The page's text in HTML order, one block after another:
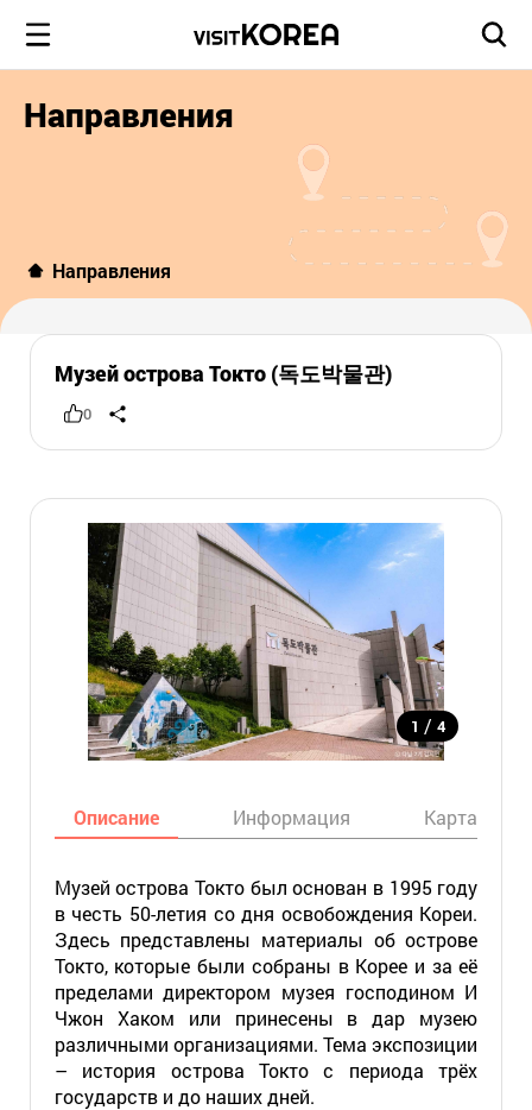
Направления
Направления
Музей острова Токто (독도박물관)
0
1 / 4
Описание Информация Карта
Музей острова Токто был основан в 1995 году
в честь 50-летия со дня освобождения Кореи.
Здесь представлены материалы об острове
Токто, которые были собраны в Корее и за её
пределами директором музея господином И
Чжон Хаком или принесены в дар музею
различными организациями. Тема экспозиции
– история острова Токто с периода трёх
государств и до наших дней.